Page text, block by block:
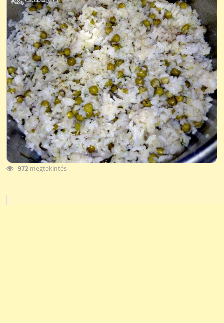
972megtekintés